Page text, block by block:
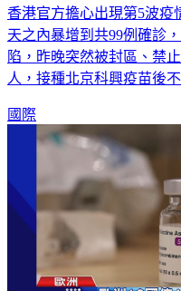
香港官方擔心出現第5波疫
天之內暴增到共99例確診
陷，昨晚突然被封區、禁
人，接種北京科興疫苗後
國際